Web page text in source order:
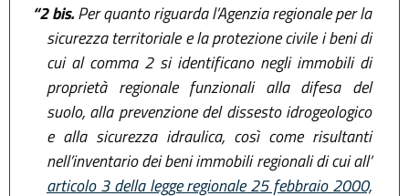
“2 bis.Per quanto riguarda l’Agenzia regionale per la
sicurezza territoriale e la protezione civile i beni di
cui al comma 2 si identificano negli immobili di
proprietà regionale funzionali alla difesa del
suolo, alla prevenzione del dissesto idrogeologico
e alla sicurezza idraulica, così come risultanti
nell’inventario dei beni immobili regionali di cui all’
articolo 3 della legge regionale 25 febbraio 2000,